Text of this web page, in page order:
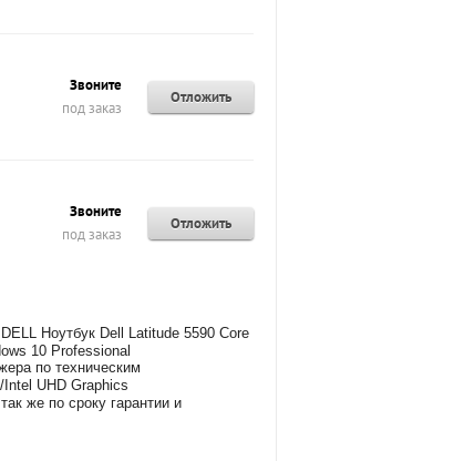
Звоните
под заказ
Отложить
Звоните
под заказ
Отложить
DELL Ноутбук Dell Latitude 5590 Core
10 Professional
по техническим
UHD Graphics
же по сроку гарантии и